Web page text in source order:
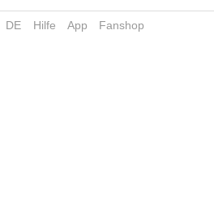
DE Hilfe App Fanshop